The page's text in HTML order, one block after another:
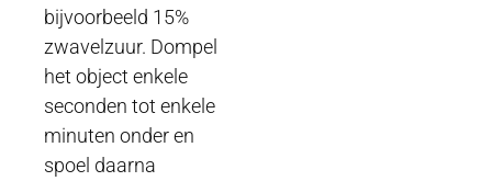
bijvoorbeeld 15%
zwavelzuur. Dompel
het object enkele
seconden tot enkele
minuten onder en
spoel daarna